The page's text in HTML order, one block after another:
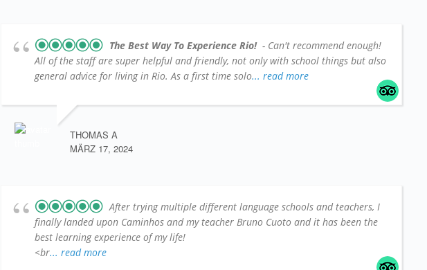
The Best Way To Experience Rio! - Can't recommend enough!
All of the staff are super helpful and friendly, not only with school things but also
general advice for living in Rio. As a first time solo... read more
THOMAS A
MÄRZ 17, 2024
After trying multiple different language schools and teachers, I
finally landed upon Caminhos and my teacher Bruno Cuoto and it has been the
best learning experience of my life!
<br... read more